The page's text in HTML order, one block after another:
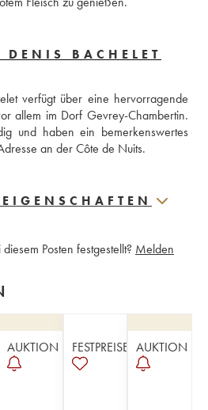
BACHELET
verfügt über eine hervorragende
allem im Dorf Gevrey-Chambertin.
und haben ein bemerkenswertes
an der Côte de Nuits.
Posten festgestellt? Melden
AUKTION FESTPREISE AUKTION